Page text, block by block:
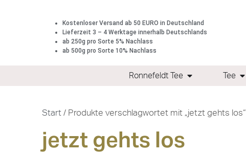
Kostenloser Versand ab 50 EURO in Deutschland
Lieferzeit 3 – 4 Werktage innerhalb Deutschlands
ab 250g pro Sorte 5% Nachlass
ab 500g pro Sorte 10% Nachlass
Ronnefeldt Tee Tee
Start / Produkte verschlagwortet mit „jetzt gehts los“
jetzt gehts los